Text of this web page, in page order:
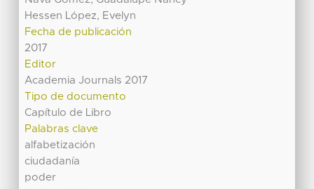
Hessen López, Evelyn
Fecha de publicación
2017
Editor
Academia Journals 2017
Tipo de documento
Capítulo de Libro
Palabras clave
alfabetización
ciudadanía
poder